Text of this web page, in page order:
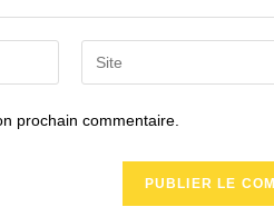
l’URL
(facultatif)
prochain commentaire.